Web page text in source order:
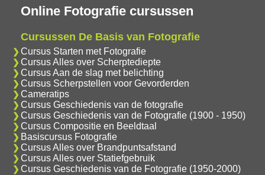
Online Fotografie cursussen
Cursussen De Basis van Fotografie
Cursus Starten met Fotografie
Cursus Alles over Scherptediepte
Cursus Aan de slag met belichting
Cursus Scherpstellen voor Gevorderden
Cameratips
Cursus Geschiedenis van de fotografie
Cursus Geschiedenis van de Fotografie (1900 - 1950)
Cursus Compositie en Beeldtaal
Basiscursus Fotografie
Cursus Alles over Brandpuntsafstand
Cursus Alles over Statiefgebruik
Cursus Geschiedenis van de Fotografie (1950-2000)